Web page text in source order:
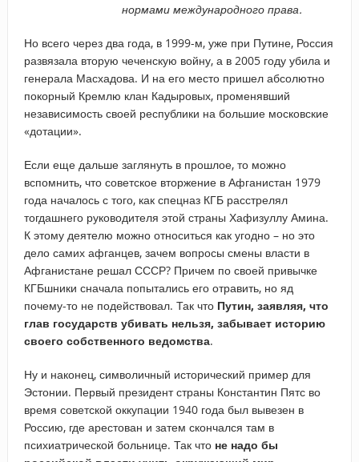
нормами международного права.
Но всего через два года, в 1999-м, уже при Путине, Россия
развязала вторую чеченскую войну, а в 2005 году убила и
генерала Масхадова. И на его место пришел абсолютно
покорный Кремлю клан Кадыровых, променявший
независимость своей республики на большие московские
«дотации».
Если еще дальше заглянуть в прошлое, то можно
вспомнить, что советское вторжение в Афганистан 1979
года началось с того, как спецназ КГБ расстрелял
тогдашнего руководителя этой страны Хафизуллу Амина.
К этому деятелю можно относиться как угодно – но это
дело самих афганцев, зачем вопросы смены власти в
Афганистане решал СССР? Причем по своей привычке
КГБшники сначала попытались его отравить, но яд
почему-то не подействовал. Так что Путин, заявляя, что
глав государств убивать нельзя, забывает историю
своего собственного ведомства.
Ну и наконец, символичный исторический пример для
Эстонии. Первый президент страны Константин Пятс во
время советской оккупации 1940 года был вывезен в
Россию, где арестован и затем скончался там в
психиатрической больнице. Так что не надо бы